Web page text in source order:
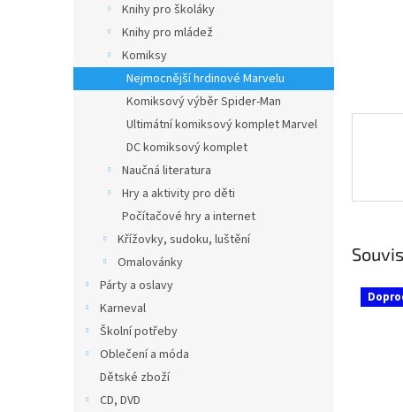
Knihy pro školáky
Knihy pro mládež
Komiksy
Nejmocnější hrdinové Marvelu
Komiksový výběr Spider-Man
Ultimátní komiksový komplet Marvel
DC komiksový komplet
Naučná literatura
Hry a aktivity pro děti
Počítačové hry a internet
Křížovky, sudoku, luštění
Omalovánky
Párty a oslavy
Karneval
Školní potřeby
Oblečení a móda
Dětské zboží
CD, DVD